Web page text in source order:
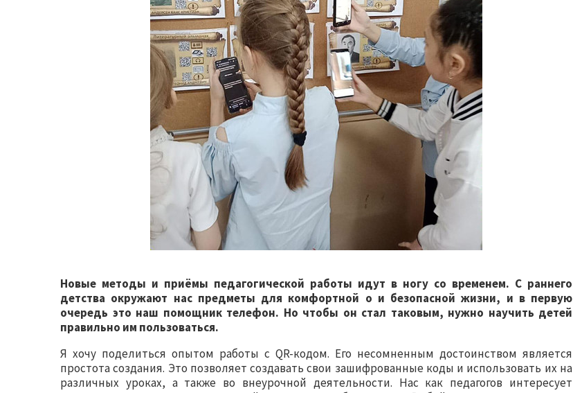
Новые методы и приёмы педагогической работы идут в ногу со временем. С раннего
детства окружают нас предметы для комфортной о и безопасной жизни, и в первую
очередь это наш помощник телефон. Но чтобы он стал таковым, нужно научить детей
правильно им пользоваться.
Я хочу поделиться опытом работы с QR-кодом. Его несомненным достоинством является
простота создания. Это позволяет создавать свои зашифрованные коды и использовать их на
различных уроках, а также во внеурочной деятельности. Нас как педагогов интересует